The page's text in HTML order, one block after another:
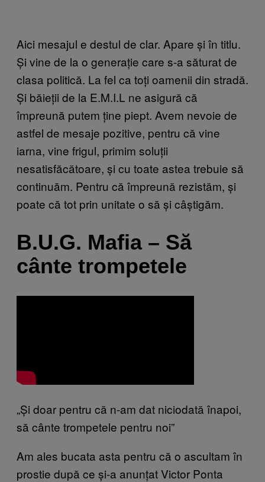
Aici mesajul e destul de clar. Apare și în titlu.
Și vine de la o generație care s-a săturat de
clasa politică. La fel ca toți oamenii din stradă.
Și băieții de la E.M.I.L ne asigură că
împreună putem ține piept. Avem nevoie de
astfel de mesaje pozitive, pentru că vine
iarna, vine frigul, primim soluții
nesatisfăcătoare, și cu toate astea trebuie să
continuăm. Pentru că împreună rezistăm, și
poate că tot prin unitate o să și câștigăm.
B.U.G. Mafia – Să
cânte trompetele
„Și doar pentru că n-am dat niciodată înapoi,
să cânte trompetele pentru noi”
Am ales bucata asta pentru că o ascultam în
prostie după ce și-a anunțat Victor Ponta